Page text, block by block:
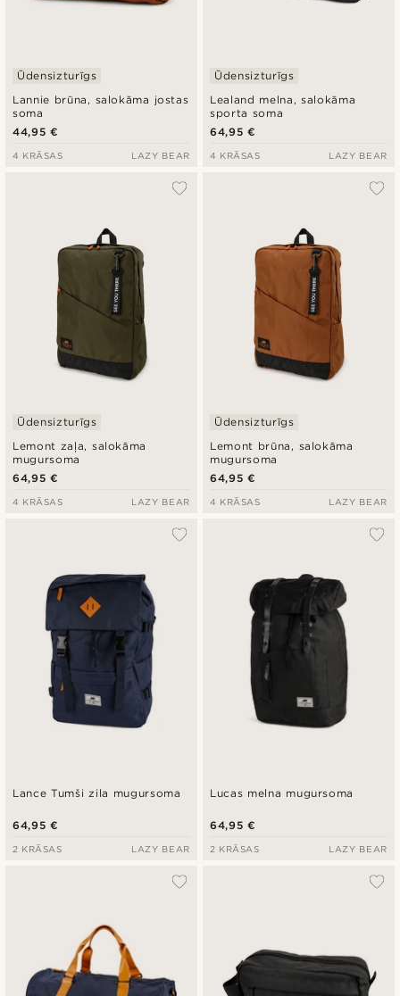
Lannie brūna, salokāma jostas
soma
Ūdensizturīgs
44,95 €
4 KRĀSAS LAZY BEAR
Lealand melna, salokāma
sporta soma
Ūdensizturīgs
64,95 €
4 KRĀSAS LAZY BEAR
Lemont zaļa, salokāma
mugursoma
Ūdensizturīgs
64,95 €
4 KRĀSAS LAZY BEAR
Lemont brūna, salokāma
mugursoma
Ūdensizturīgs
64,95 €
4 KRĀSAS LAZY BEAR
Lance Tumši zila mugursoma
64,95 €
2 KRĀSAS LAZY BEAR
Lucas melna mugursoma
64,95 €
2 KRĀSAS LAZY BEAR